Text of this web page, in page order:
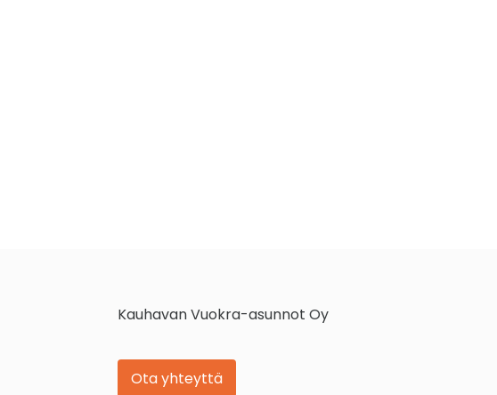
Kauhavan Vuokra-asunnot Oy
Ota yhteyttä